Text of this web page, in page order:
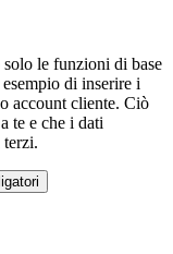
le funzioni di base
di inserire i
account cliente. Ciò
te e che i dati
terzi.